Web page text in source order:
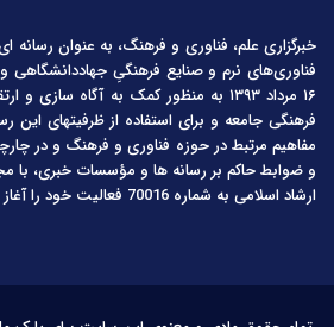
خبرگزاری علم، فناوری و فرهنگ، به عنوان رسانه
فناوری‌های نرم و صنایع فرهنگیِ جهاددانشگاهی
۱۶ مرداد ۱۳۹۳ به منظور کمک به آگاه
فرهنگی جامعه و برای استفاده از ظرفیتهای این
مفاهیم مرتبط در حوزه فناوری و فرهنگ و در
و ضوابط حاکم بر رسانه ها و مؤسسات خبری، با
ارشاد اسلامی به شماره 70016 فعالیت خود را آغاز کرده است.